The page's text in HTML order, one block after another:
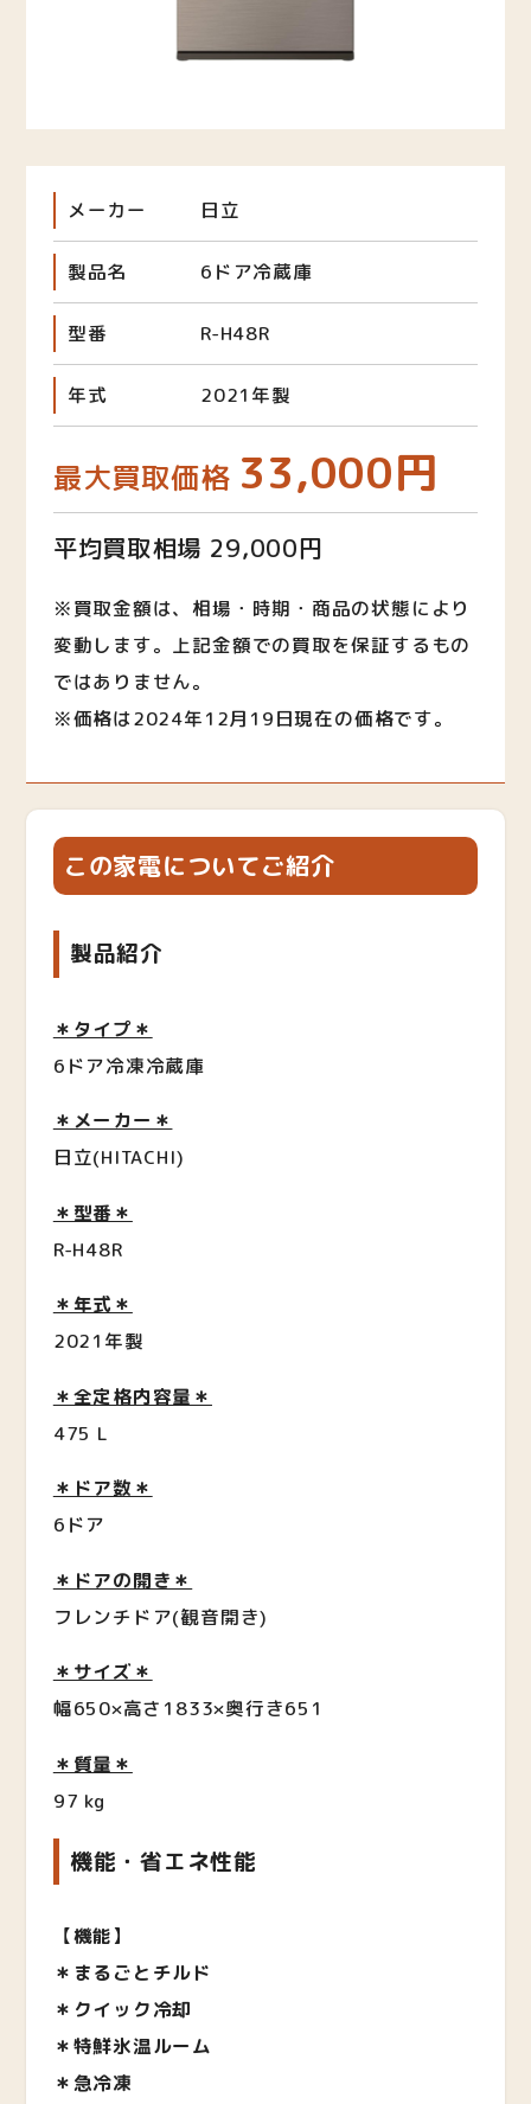
メーカー 日立
製品名 6ドア冷蔵庫
型番 R-H48R
年式 2021年製
最大買取価格 33,000円
平均買取相場 29,000円
※買取金額は、相場・時期・商品の状態により
変動します。上記金額での買取を保証するもの
ではありません。
※価格は2024年12月19日現在の価格です。
この家電についてご紹介
製品紹介
＊タイプ＊
6ドア冷凍冷蔵庫
＊メーカー＊
日立(HITACHI)
＊型番＊
R-H48R
＊年式＊
2021年製
＊全定格内容量＊
475 L
＊ドア数＊
6ドア
＊ドアの開き＊
フレンチドア(観音開き)
＊サイズ＊
幅650×高さ1833×奥行き651
＊質量＊
97 kg
機能・省エネ性能
【機能】
＊まるごとチルド
＊クイック冷却
＊特鮮氷温ルーム
＊急冷凍